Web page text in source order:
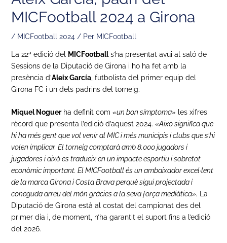
MICFootball 2024 a Girona
/ MICFootball 2024/ Per MICFootball
La 22ª edició del MICFootballs’ha presentat avui al saló de
Sessions de la Diputació de Girona i ho ha fet amb la
presència d’Aleix García, futbolista del primer equip del
Girona FC i un dels padrins del torneig.
Miquel Noguerha definit com «un bon símptoma» les xifres
rècord que presenta l’edició d’aquest 2024. «Això significa que
hi ha més gent que vol venir al MIC i més municipis i clubs que s’hi
volen implicar. El torneig comptarà amb 8.000 jugadors i
jugadores i això es tradueix en un impacte esportiu i sobretot
econòmic important. El MICFootball és un ambaixador excel·lent
de la marca Girona i Costa Brava perquè sigui projectada i
coneguda arreu del món gràcies a la seva força mediàtica». La
Diputació de Girona està al costat del campionat des del
primer dia i, de moment, n’ha garantit el suport fins a l’edició
del 2026.